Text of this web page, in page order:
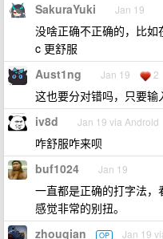
SakuraYuki Jan 19
没啥正确不正确的，比
c 更舒服
Aust1ng Jan 19 2
这也要分对错吗，只要输
iv8d Jan 19 via Android
咋舒服咋来呗
buf1024 Jan 19
一直都是正确的打字法，
感觉非常的别扭。
zhouqian OP Jan 19